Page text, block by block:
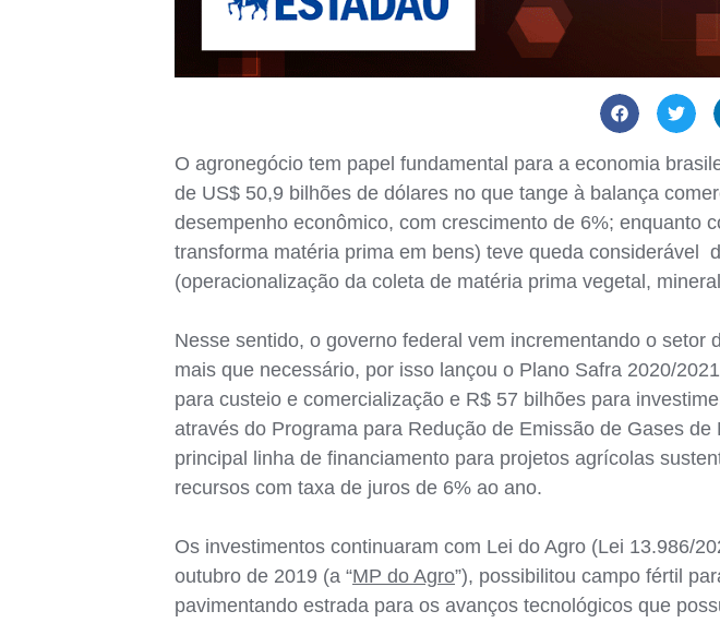
O agronegócio tem papel fundamental para a economia
de US$ 50,9 bilhões de dólares no que tange à balança
desempenho econômico, com crescimento de 6%; enquanto
transforma matéria prima em bens) teve queda considerável
(operacionalização da coleta de matéria prima vegetal,
Nesse sentido, o governo federal vem incrementando o
mais que necessário, por isso lançou o Plano Safra 2020/
para custeio e comercialização e R$ 57 bilhões para
através do Programa para Redução de Emissão de Gases
principal linha de financiamento para projetos agrícolas
recursos com taxa de juros de 6% ao ano.
Os investimentos continuaram com Lei do Agro (Lei 13.986/
outubro de 2019 (a “MP do Agro”), possibilitou campo fértil
pavimentando estrada para os avanços tecnológicos que